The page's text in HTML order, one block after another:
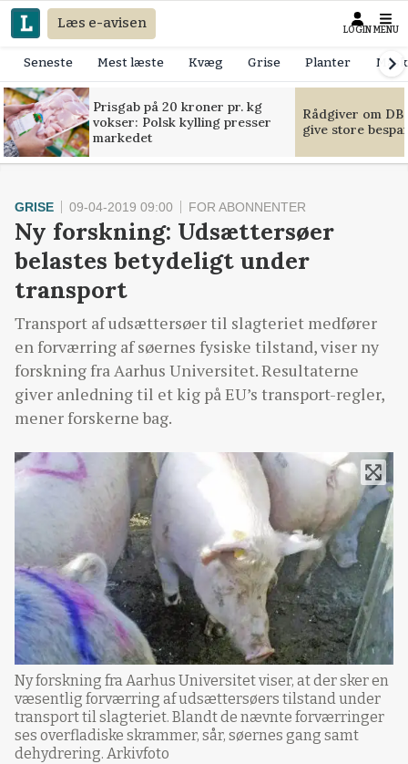
Læs e-avisen LOGIN MENU
Seneste Mest læste Kvæg Grise Planter
Prisgab på 20 kroner pr. kg
vokser: Polsk kylling presser
markedet
Rådgiver om
give store
GRISE 09-04-2019 09:00 FOR ABONNENTER
Ny forskning: Udsættersøer
belastes betydeligt under
transport
Transport af udsættersøer til slagteriet medfører
en forværring af søernes fysiske tilstand, viser ny
forskning fra Aarhus Universitet. Resultaterne
giver anledning til et kig på EU’s transport-regler,
mener forskerne bag.
Ny forskning fra Aarhus Universitet viser, at der sker en
væsentlig forværring af udsættersøers tilstand under
transport til slagteriet. Blandt de nævnte forværringer
ses overfladiske skrammer, sår, søernes gang samt
dehydrering. Arkivfoto